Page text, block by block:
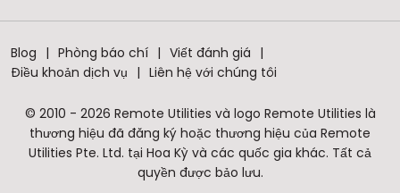
Blog Phòng báo chí
Viết đánh giá
Điều khoản dịch vụ
Liên hệ với chúng tôi
© 2010 - 2026 Remote Utilities và logo Remote Utilities là
thương hiệu đã đăng ký hoặc thương hiệu của Remote
Utilities Pte. Ltd. tại Hoa Kỳ và các quốc gia khác. Tất cả
quyền được bảo lưu.